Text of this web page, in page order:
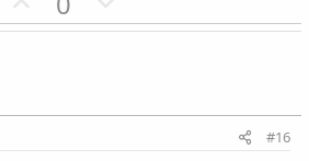
о
т
е
т
#16